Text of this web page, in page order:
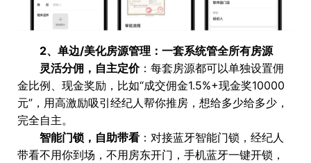
2、单边/美化房源管理：一套系统管全所有房源
灵活分佣，自主定价：每套房源都可以单独设置佣
金比例、现金奖励，比如“成交佣金1.5%+现金奖10000
元”，用高激励吸引经纪人帮你推房，想给多少给多少，
完全自主。
智能门锁，自助带看 ：对接蓝牙智能门锁，经纪人
带看不用你到场，不用房东开门，手机蓝牙一键开锁，